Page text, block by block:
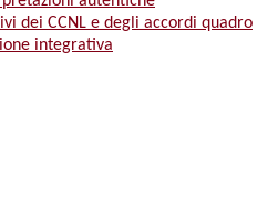
dei CCNL e degli accordi quadro
integrativa